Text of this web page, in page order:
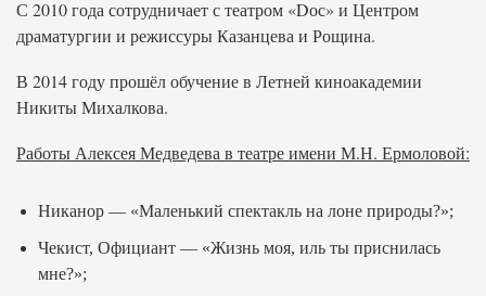
С 2010 года сотрудничает с театром «Dос» и Центром
драматургии и режиссуры Казанцева и Рощина.
В 2014 году прошёл обучение в Летней киноакадемии
Никиты Михалкова.
Работы Алексея Медведева в театре имени М.Н. Ермоловой:
Никанор — «Маленький спектакль на лоне природы?»;
Чекист, Официант — «Жизнь моя, иль ты приснилась
мне?»;